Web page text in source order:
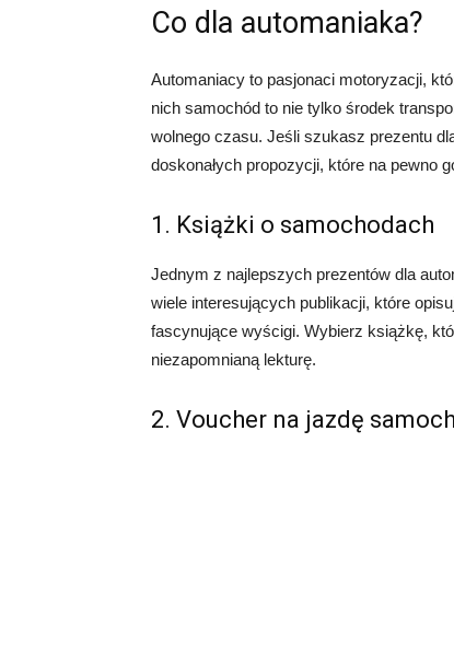
Co dla automaniaka?
Automaniacy to pasjonaci motoryzacji,
nich samochód to nie tylko środek
wolnego czasu. Jeśli szukasz prezentu
doskonałych propozycji, które na pewno
1. Książki o samochodach
Jednym z najlepszych prezentów dla
wiele interesujących publikacji, które
fascynujące wyścigi. Wybierz książkę,
niezapomnianą lekturę.
2. Voucher na jazdę